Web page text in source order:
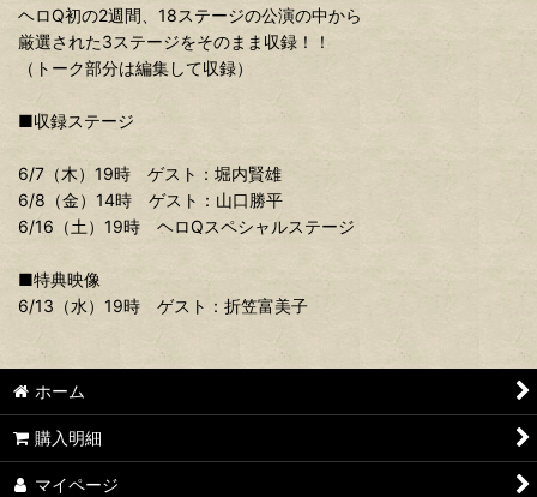
ヘロQ初の2週間、18ステージの公演の中から
厳選された3ステージをそのまま収録！！
（トーク部分は編集して収録）
■収録ステージ
6/7（木）19時 ゲスト：堀内賢雄
6/8（金）14時 ゲスト：山口勝平
6/16（土）19時 ヘロQスペシャルステージ
■特典映像
6/13（水）19時 ゲスト：折笠富美子
ホーム
購入明細
マイページ